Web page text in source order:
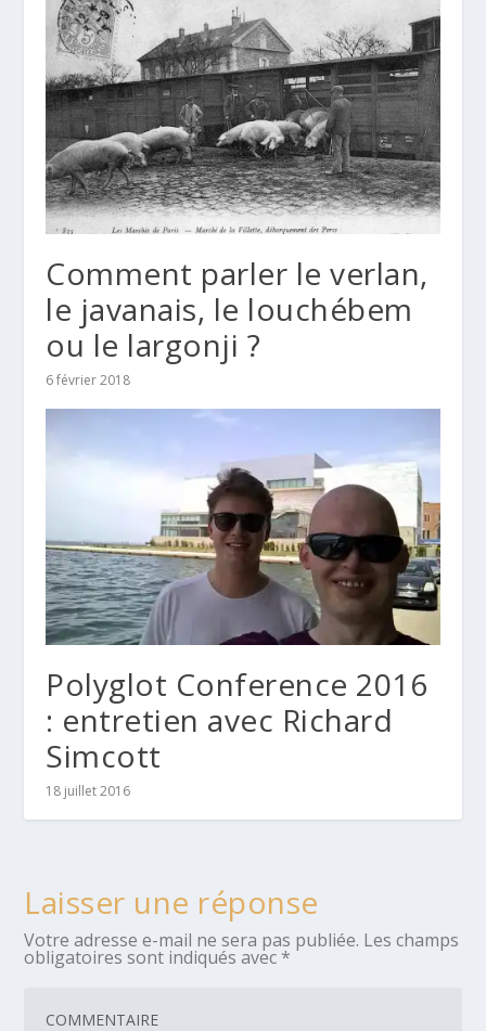
Comment parler le verlan,
le javanais, le louchébem
ou le largonji ?
6 février 2018
Polyglot Conference 2016
: entretien avec Richard
Simcott
18 juillet 2016
Laisser une réponse
Votre adresse e-mail ne sera pas publiée. Les champs
obligatoires sont indiqués avec *